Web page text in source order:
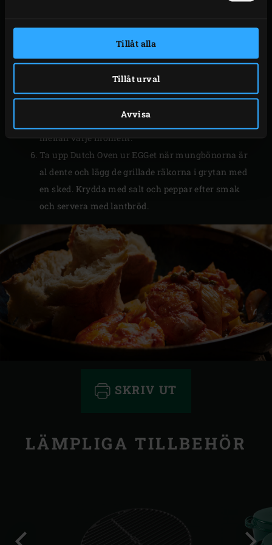
Tillåt alla
Tillåt urval
Avvisa
räkorna i ca 2 minuter. Vrid dem ett kvarts varv
och grilla i ytterligare 2 minuter. Vänd räkorna och
grilla i ytterligare 2 x 2 minuter. Stäng EGGets lock
mellan varje moment.
Ta upp Dutch Oven ur EGGet när mungbönorna är
al dente och lägg de grillade räkorna i grytan med
en sked. Krydda med salt och peppar efter smak
och servera med lantbröd.
SKRIV UT
LÄMPLIGA TILLBEHÖR